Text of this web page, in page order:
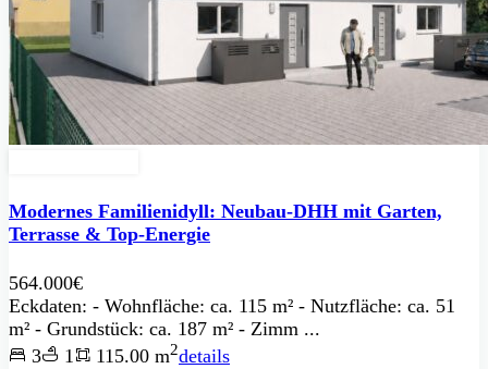
Modernes Familienidyll: Neubau-DHH mit Garten,
Terrasse & Top-Energie
564.000€
Eckdaten: - Wohnfläche: ca. 115 m² - Nutzfläche: ca. 51
m² - Grundstück: ca. 187 m² - Zimm ...
3
1 115.00 m2details